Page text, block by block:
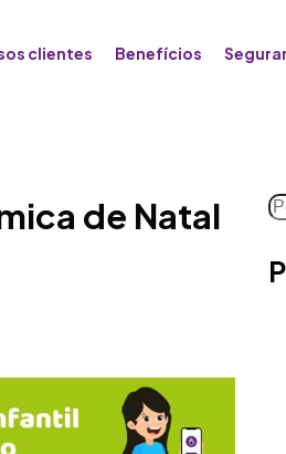
clientes Benefícios
de Natal